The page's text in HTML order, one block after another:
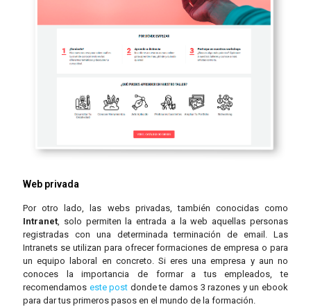
Web privada
Por otro lado, las webs privadas, también conocidas como
Intranet, solo permiten la entrada a la web aquellas personas
registradas con una determinada terminación de email. Las
Intranets se utilizan para ofrecer formaciones de empresa o para
un equipo laboral en concreto. Si eres una empresa y aun no
conoces la importancia de formar a tus empleados, te
recomendamos este post donde te damos 3 razones y un ebook
para dar tus primeros pasos en el mundo de la formación.